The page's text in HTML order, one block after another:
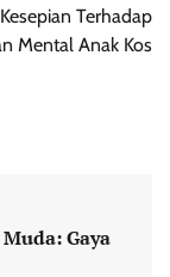
Terhadap
Mental Anak Kos
Gaya